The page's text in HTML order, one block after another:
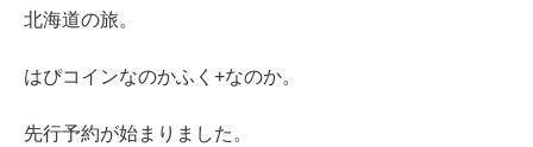
北海道の旅。
はぴコインなのかふく+なのか。
先行予約が始まりました。